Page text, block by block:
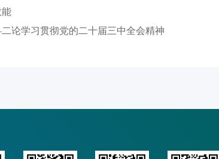
能
论学习贯彻党的二十届三中全会精神